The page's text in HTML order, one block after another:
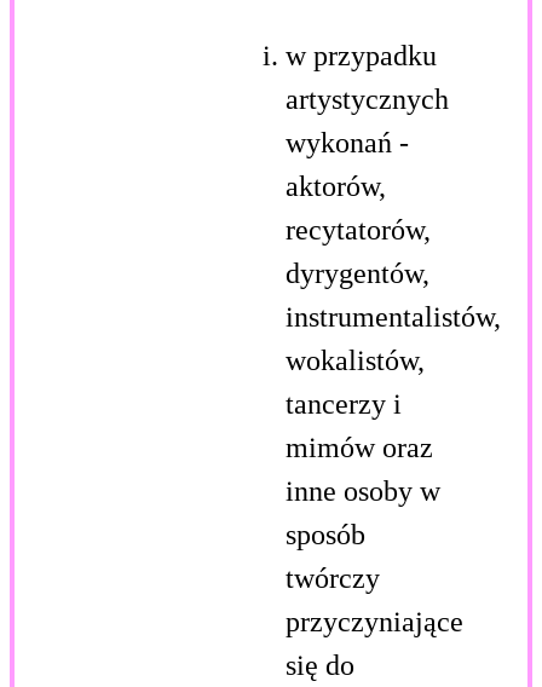
w przypadku
artystycznych
wykonań -
aktorów,
recytatorów,
dyrygentów,
instrumentalistów,
wokalistów,
tancerzy i
mimów oraz
inne osoby w
sposób
twórczy
przyczyniające
się do